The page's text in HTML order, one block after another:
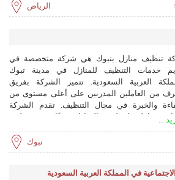
الرياض
تنظيف منازل بتبوك هي شركة متخصصة في
خدمات التنظيف للمنازل في مدينة تبوك
العربية السعودية. تتميز الشركة بفريق
من العاملين المدربين على أعلى مستوى من
والخبرة في مجال التنظيف. تقدم الشركة
شاملة لتنظيف المنازل بدءًا من تنظيف
وتنظيف النوافذ والستائر، وتنظيف الجدران
وتنظيف الأبواب والأثاث، وتنظيف المسابح
تستخدم الشركة معدات وأدوات تنظيف حديثة
...
تبوك
في المملكة العربية السعودية